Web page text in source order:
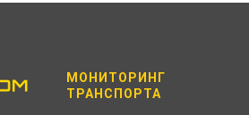
МОНИТОРИНГ
ТРАНСПОРТА